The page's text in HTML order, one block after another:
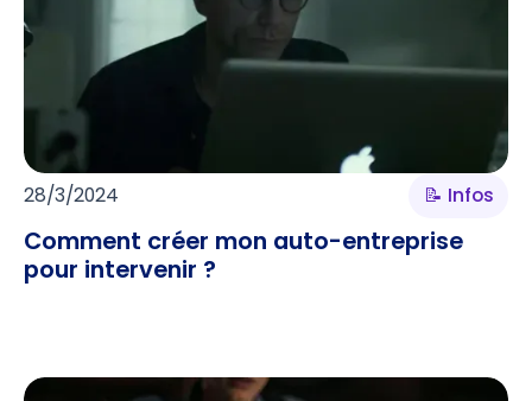
28/3/2024 📝 Infos
Comment créer mon auto-entreprise
pour intervenir ?